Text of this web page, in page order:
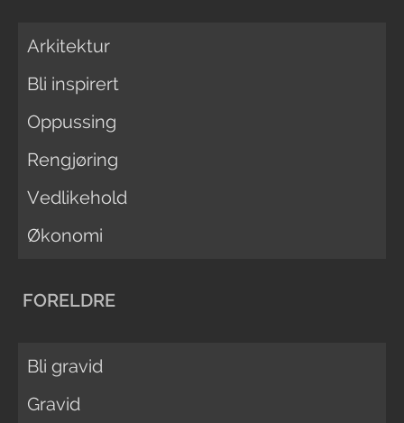
Arkitektur
Bli inspirert
Oppussing
Rengjøring
Vedlikehold
Økonomi
FORELDRE
Bli gravid
Gravid